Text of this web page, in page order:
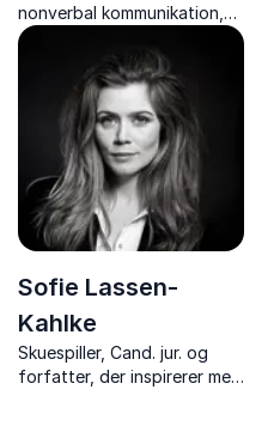
nonverbal kommunikation,
sceneinstruktør og
Sofie Lassen-
Kahlke
Skuespiller, Cand. jur. og
forfatter, der inspirerer med